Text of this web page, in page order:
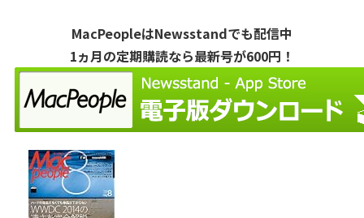
MacPeopleはNewsstandでも配信中
1ヵ月の定期購読なら最新号が600円！